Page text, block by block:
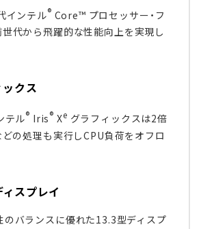
インテル® Core™ プロセッサー・フ
世代から飛躍的な性能向上を実現し
クス
テル® Iris® Xe グラフィックスは2倍
の処理も実行しCPU負荷をオフロ
スプレイ
バランスに優れた13.3型ディスプ